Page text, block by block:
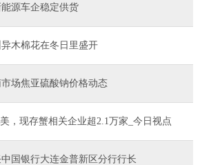
源车企稳定供货
木棉花在冬日里盛开
场焦亚硫酸钠价格动态
，现存蟹相关企业超2.1万家_今日视点
国银行大连金普新区分行行长